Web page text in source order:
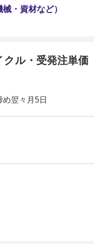
・資材など）
クル・受発注単価
め翌々月5日